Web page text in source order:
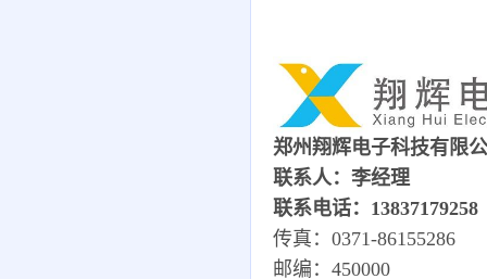
郑州翔辉电子科技有限
联系人：李经理
联系电话：13837179258
传真：0371-86155286
邮编：450000